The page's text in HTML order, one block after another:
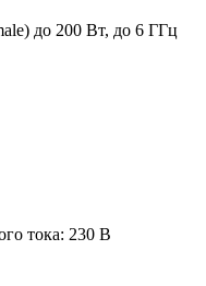
до 200 Вт, до 6 ГГц
тока: 230 В